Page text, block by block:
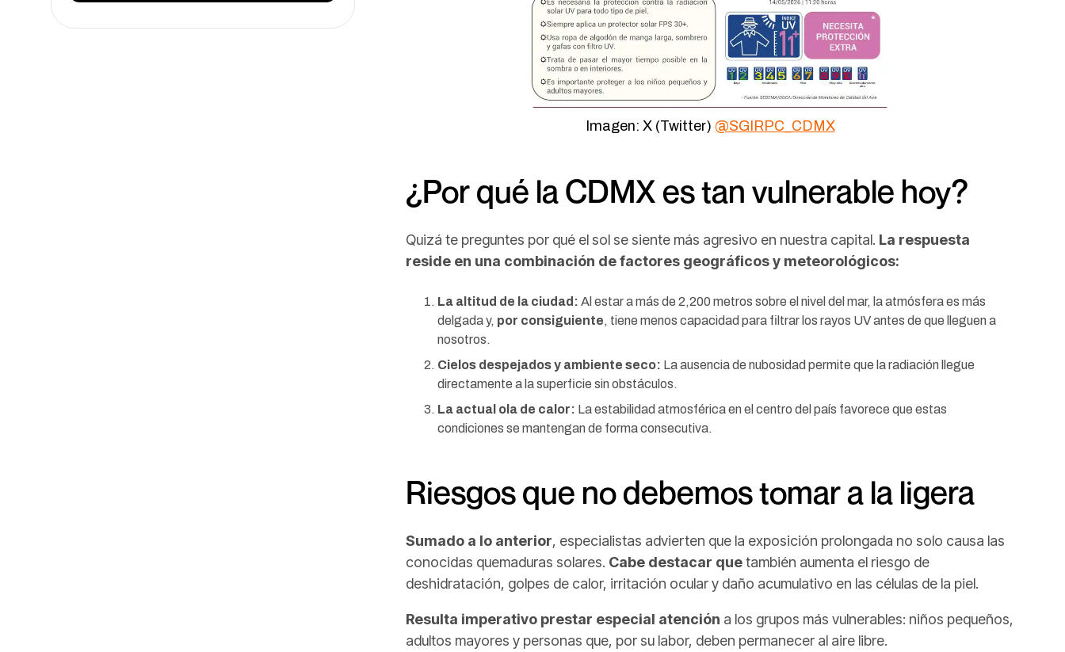
Imagen: X (Twitter) @SGIRPC_CDMX
¿Por qué la CDMX es tan vulnerable hoy?
Quizá te preguntes por qué el sol se siente más agresivo en nuestra capital. La respuesta
reside en una combinación de factores geográficos y meteorológicos:
La altitud de la ciudad: Al estar a más de 2,200 metros sobre el nivel del mar, la atmósfera es más
delgada y, por consiguiente, tiene menos capacidad para filtrar los rayos UV antes de que lleguen a
nosotros.
Cielos despejados y ambiente seco: La ausencia de nubosidad permite que la radiación llegue
directamente a la superficie sin obstáculos.
La actual ola de calor: La estabilidad atmosférica en el centro del país favorece que estas
condiciones se mantengan de forma consecutiva.
Riesgos que no debemos tomar a la ligera
Sumado a lo anterior, especialistas advierten que la exposición prolongada no solo causa las
conocidas quemaduras solares. Cabe destacar quetambién aumenta el riesgo de
deshidratación, golpes de calor, irritación ocular y daño acumulativo en las células de la piel.
Resulta imperativo prestar especial atención a los grupos más vulnerables: niños pequeños,
adultos mayores y personas que, por su labor, deben permanecer al aire libre.